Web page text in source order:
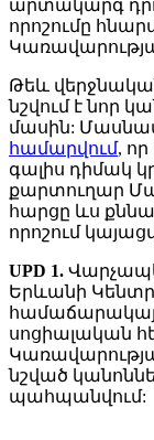
արտակարգ
որոշումը
Թեև
նշվում է նոր
մասին:
համարվում,
գալիս դիմակ
քարտուղար
հարցը ևս
որոշում
UPD 1.
Երևանի
սոցիալական
նշված
պահպանվում: